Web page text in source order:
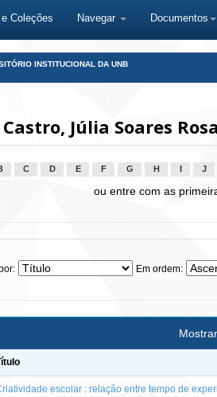
Coleções Navegar Documentos
INSTITUCIONAL DA UNB
Júlia Soares
C D E F G H J
ou entre com as
Em ordem:
escolar : relação entre tempo de